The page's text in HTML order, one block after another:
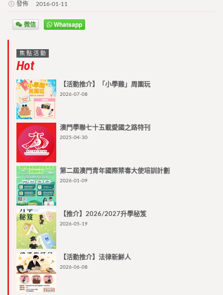
發佈 2016-01-11
微信 Whatsapp
焦點活動
Hot
【活動推介】「小學雞」周圍玩
2026-07-08
澳門學聯七十五載愛國之路特刊
2025-04-30
第二屆澳門青年國際禁毒大使培訓計劃
2026-01-09
【推介】2026/2027升學秘笈
2026-05-19
【活動推介】法律新鮮人
2026-06-08